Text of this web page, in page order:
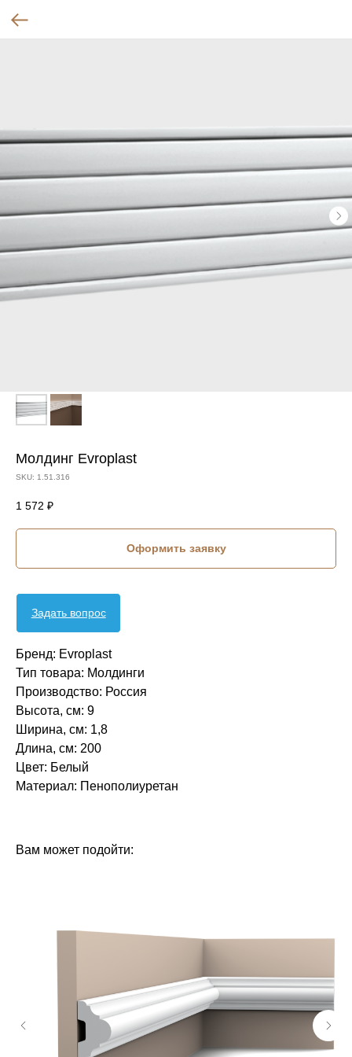
Молдинг Evroplast
SKU: 1.51.316
1 572 ₽
Оформить заявку
Задать вопрос
Бренд: Evroplast
Тип товара: Молдинги
Производство: Россия
Высота, см: 9
Ширина, см: 1,8
Длина, см: 200
Цвет: Белый
Материал: Пенополиуретан‎‎
Вам может подойти: